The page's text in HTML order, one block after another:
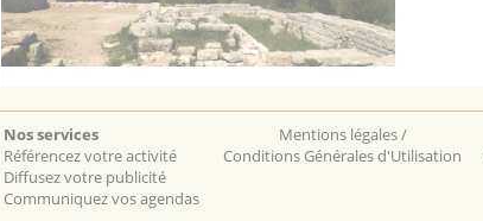
Nos services
Référencez votre activité
Diffusez votre publicité
Communiquez vos agendas
Mentions légales /
Conditions Générales d'Utilisation